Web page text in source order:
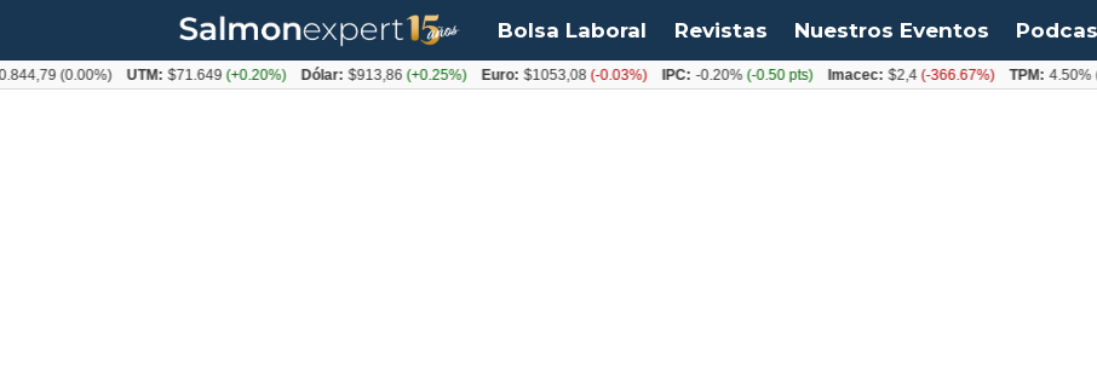
Bolsa Laboral Revistas Nuestros Eventos
UTM: $71.649(+0.20%) Dólar: $913,86(+0.25%) Euro: $1053,08(-0.03%) IPC: -0.20%(-0.50 pts) Imacec: $2,4(-366.67%) TPM: 4.50%(0.00%)